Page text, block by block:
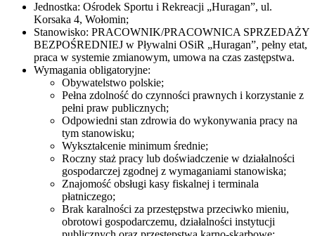
Jednostka: Ośrodek Sportu i Rekreacji „Huragan”, ul.
Korsaka 4, Wołomin;
Stanowisko: PRACOWNIK/PRACOWNICA SPRZEDAŻY
BEZPOŚREDNIEJ w Pływalni OSiR „Huragan”, pełny etat,
praca w systemie zmianowym, umowa na czas zastępstwa.
Wymagania obligatoryjne:
Obywatelstwo polskie;
Pełna zdolność do czynności prawnych i korzystanie z
pełni praw publicznych;
Odpowiedni stan zdrowia do wykonywania pracy na
tym stanowisku;
Wykształcenie minimum średnie;
Roczny staż pracy lub doświadczenie w działalności
gospodarczej zgodnej z wymaganiami stanowiska;
Znajomość obsługi kasy fiskalnej i terminala
płatniczego;
Brak karalności za przestępstwa przeciwko mieniu,
obrotowi gospodarczemu, działalności instytucji